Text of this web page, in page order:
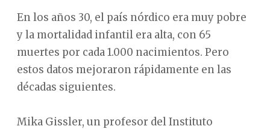
En los años 30, el país nórdico era muy pobre
y la mortalidad infantil era alta, con 65
muertes por cada 1.000 nacimientos. Pero
estos datos mejoraron rápidamente en las
décadas siguientes.
Mika Gissler, un profesor del Instituto